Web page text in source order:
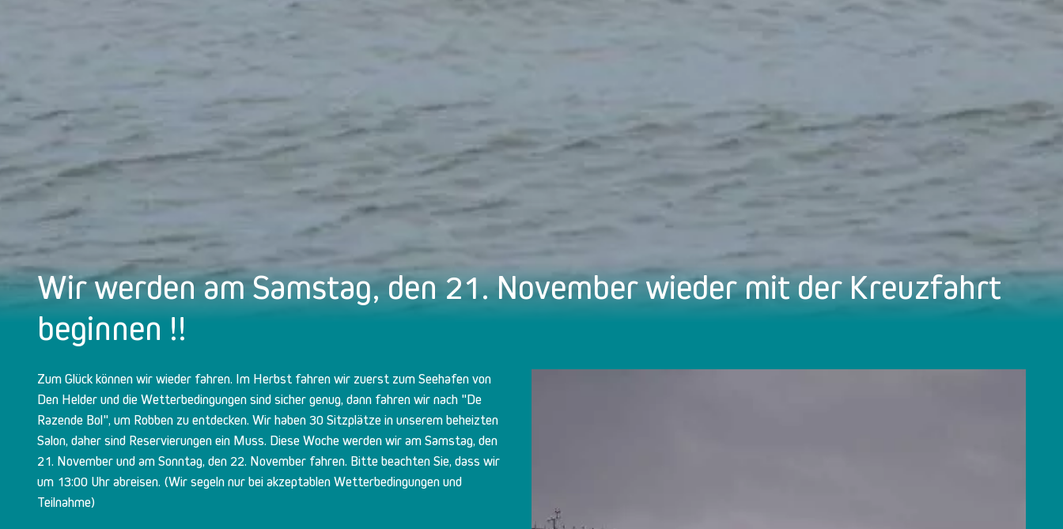
Wir werden am Samstag, den 21. November wieder mit der Kreuzfahrt
beginnen !!
Zum Glück können wir wieder fahren. Im Herbst fahren wir zuerst zum Seehafen von
Den Helder und die Wetterbedingungen sind sicher genug, dann fahren wir nach "De
Razende Bol", um Robben zu entdecken. Wir haben 30 Sitzplätze in unserem beheizten
Salon, daher sind Reservierungen ein Muss. Diese Woche werden wir am Samstag, den
21. November und am Sonntag, den 22. November fahren. Bitte beachten Sie, dass wir
um 13:00 Uhr abreisen. (Wir segeln nur bei akzeptablen Wetterbedingungen und
Teilnahme)